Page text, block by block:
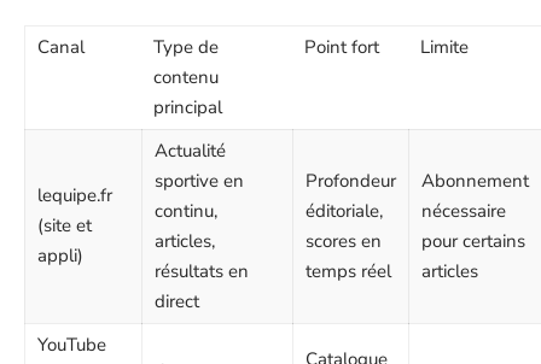
Canal
Type de
contenu
principal
Point fort Limite
lequipe.fr
(site et
appli)
Actualité
sportive en
continu,
articles,
résultats en
direct
Profondeur
éditoriale,
scores en
temps réel
Abonnement
nécessaire
pour certains
articles
YouTube
Catalogue